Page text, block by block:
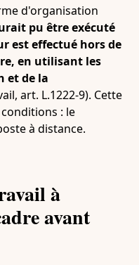
d'organisation
pu être exécuté
est effectué hors de
en utilisant les
et de la
art. L.1222-9). Cette
: le
à distance.
à
avant